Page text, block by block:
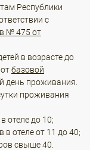
Республики
с
№ 475 от
в возрасте до
базовой
день проживания.
проживания
отеле до 10;
в отеле от 11 до 40;
свыше 40.